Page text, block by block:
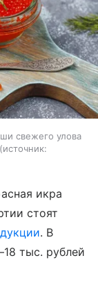
свежего улова
источник:
икра
стоят
. В
тыс. рублей